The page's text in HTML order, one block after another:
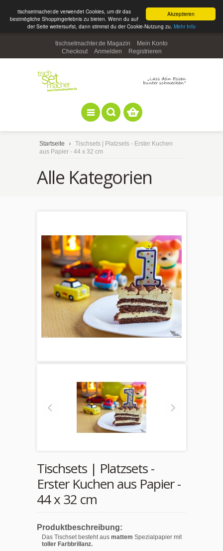
Akzeptieren
tischsetmacher.de verwendet Cookies, um dir das
bestmögliche Shoppingerlebnis zu bieten. Wenn du auf
der Seite weitersurfst, dann stimmst du der Cookie-Nutzung zu. Mehr Info
tischsetmachter.de Magazin
Mein Konto
Checkout
Anmelden Registrieren
Startseite
Tischsets | Platzsets - Erster Kuchen
aus Papier - 44 x 32 cm
Alle Kategorien
Tischsets | Platzsets -
Erster Kuchen aus Papier -
44 x 32 cm
Produktbeschreibung:
Das Tischset besteht aus mattem Spezialpapier mit
toller Farbbrillanz.